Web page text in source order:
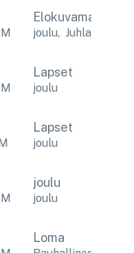
Elokuvamainen
joulu, Juhla
Lapset
joulu
Lapset
joulu
joulu
joulu
Loma